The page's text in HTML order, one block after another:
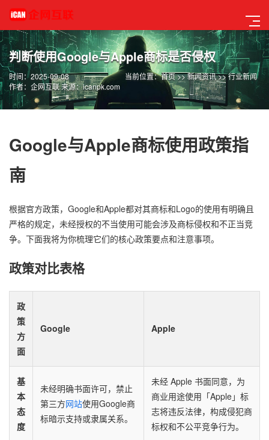
判断使用Google与Apple商标是否侵权
当前位置：首页>>新闻资讯>>行业新闻
时间：2025-09-08
作者：企网互联 来源：icanpk.com
Google与Apple商标使用政策指
南
根据官方政策，Google和Apple都对其商标和Logo的使用有明确且
严格的规定，未经授权的不当使用可能会涉及商标侵权和不正当竞
争。下面我将为你梳理它们的核心政策要点和注意事项。
政策对比表格
政
策
方
面
Google Apple
基
本
态
度
未经明确书面许可，禁止
第三方网站使用Google商
标暗示支持或隶属关系。
未经 Apple 书面同意，为
商业用途使用「Apple」标
志将违反法律，构成侵犯商
标权和不公平竞争行为。